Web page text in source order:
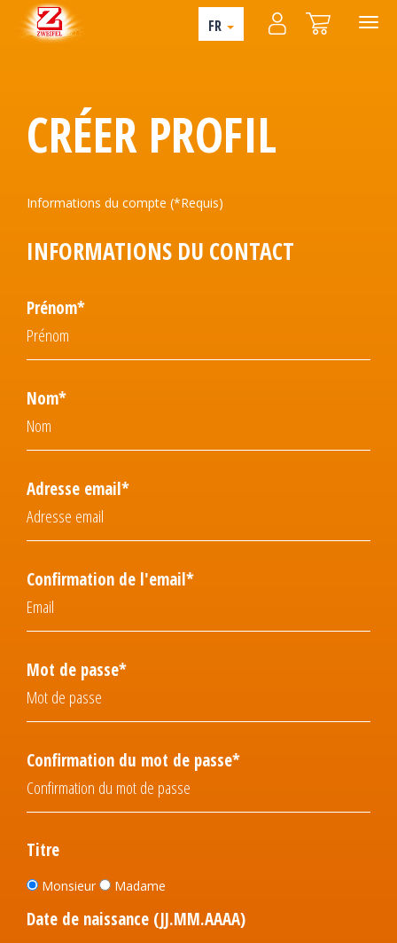
FR
CRÉER PROFIL
Informations du compte (*Requis)
INFORMATIONS DU CONTACT
Prénom*
Nom*
Adresse email*
Confirmation de l'email*
Mot de passe*
Confirmation du mot de passe*
Titre
Monsieur Madame
Date de naissance (JJ.MM.AAAA)